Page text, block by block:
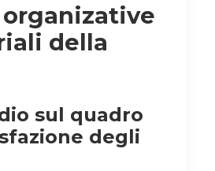
organizative
della
sul quadro
degli